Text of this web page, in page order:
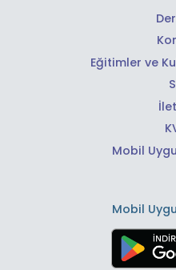
Eğitimler ve
Mobil
Mobil